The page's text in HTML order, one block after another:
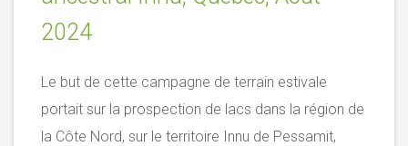
2024
Le but de cette campagne de terrain estivale
portait sur la prospection de lacs dans la région de
la Côte Nord, sur le territoire Innu de Pessamit,